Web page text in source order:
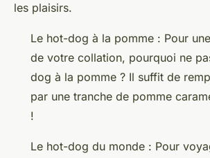
les plaisirs.
Le hot-dog à la pomme : Pour
de votre collation, pourquoi ne
dog à la pomme ? Il suffit de
par une tranche de pomme
!
Le hot-dog du monde : Pour